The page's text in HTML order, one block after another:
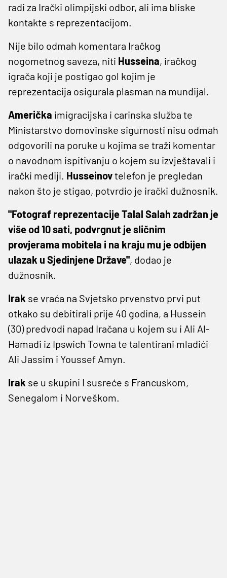
radi za Irački olimpijski odbor, ali ima bliske
kontakte s reprezentacijom.
Nije bilo odmah komentara Iračkog
nogometnog saveza, niti Husseina, iračkog
igrača koji je postigao gol kojim je
reprezentacija osigurala plasman na mundijal.
Američka imigracijska i carinska služba te
Ministarstvo domovinske sigurnosti nisu odmah
odgovorili na poruke u kojima se traži komentar
o navodnom ispitivanju o kojem su izvještavali i
irački mediji. Husseinovtelefon je pregledan
nakon što je stigao, potvrdio je irački dužnosnik.
"Fotograf reprezentacije Talal Salah zadržan je
više od 10 sati, podvrgnut je sličnim
provjerama mobitela i na kraju mu je odbijen
ulazak u Sjedinjene Države", dodao je
dužnosnik.
Irak se vraća na Svjetsko prvenstvo prvi put
otkako su debitirali prije 40 godina, a Hussein
(30) predvodi napad Iračana u kojem su i Ali Al-
Hamadi iz Ipswich Towna te talentirani mladići
Ali Jassim i Youssef Amyn.
Irak se u skupini I susreće s Francuskom,
Senegalom i Norveškom.